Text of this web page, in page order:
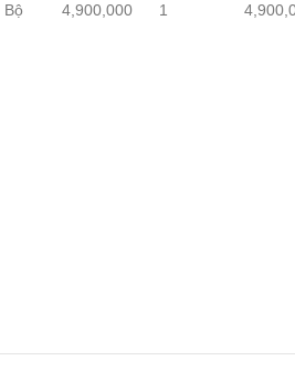
Bộ 4,900,000 1